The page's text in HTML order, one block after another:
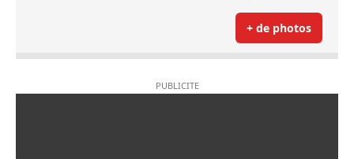
+ de photos